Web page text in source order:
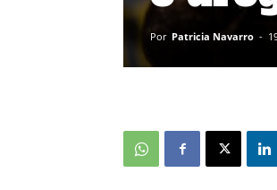
Por Patricia Navarro -